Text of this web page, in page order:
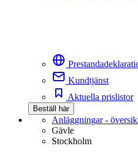
Kundtjänst
Aktuella prislistor
Beställ här
Anläggningar -
Gävle
Stockholm